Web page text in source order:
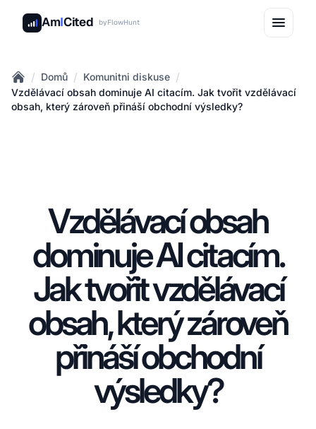
AmICited byFlowHunt
Home
/ Domů / Komunitni diskuse /
Vzdělávací obsah dominuje AI citacím. Jak tvořit vzdělávací
obsah, který zároveň přináší obchodní výsledky?
Vzdělávací obsah
dominuje AI citacím.
Jak tvořit vzdělávací
obsah, který zároveň
přináší obchodní
výsledky?